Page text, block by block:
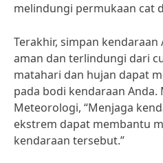
melindungi permukaan cat
Terakhir, simpan
aman dan terlindungi dari
matahari dan hujan dapat
pada bodi kendaraan Anda.
Meteorologi, “Menjaga
ekstrem dapat membantu
kendaraan tersebut.”